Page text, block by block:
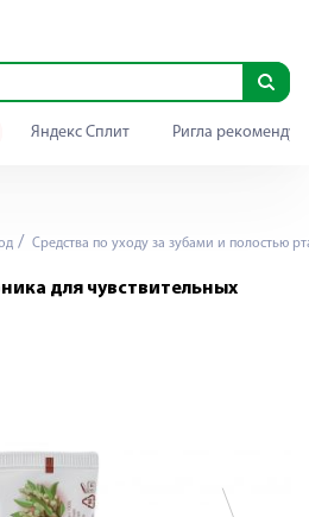
Яндекс Сплит Ригла
Средства по уходу за зубами и полостью
для чувствительных